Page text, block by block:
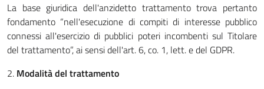
La base giuridica dell'anzidetto trattamento trova pertanto
fondamento “nell'esecuzione di compiti di interesse pubblico
connessi all'esercizio di pubblici poteri incombenti sul Titolare
del trattamento”, ai sensi dell'art. 6, co. 1, lett. e del GDPR.
2. Modalità del trattamento